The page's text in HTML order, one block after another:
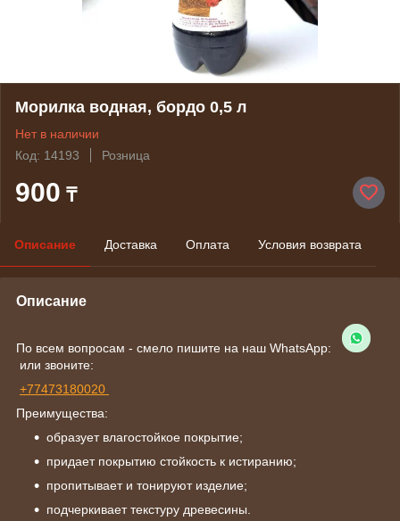
Морилка водная, бордо 0,5 л
Нет в наличии
Код: 14193
Розница
900 ₸
Описание Доставка Оплата Условия возврата
Описание
По всем вопросам - смело пишите на наш WhatsApp:
или звоните:
+77473180020
Преимущества:
образует влагостойкое покрытие;
придает покрытию стойкость к истиранию;
пропитывает и тонируют изделие;
подчеркивает текстуру древесины.